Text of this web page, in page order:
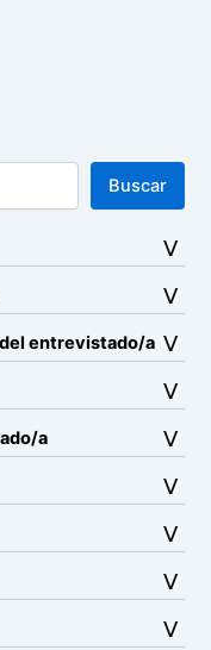
Buscar
del entrevistado/a
a